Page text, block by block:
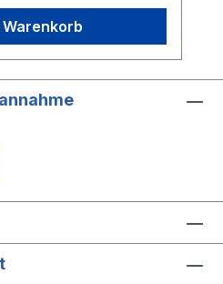
Kann die
Kann Schläfrigkeit
verursachen.H373:
bei längerer
Ist
nicht in die Hände
Warenkorb